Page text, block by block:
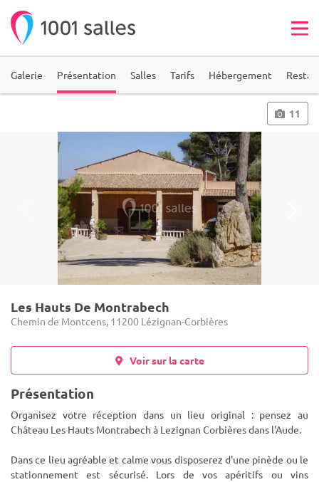
Galerie Présentation Salles Tarifs Hébergement
11
Les Hauts De Montrabech
Chemin de Montcens, 11200 Lézignan-Corbières
Voir sur la carte
Présentation
Organisez votre réception dans un lieu original : pensez au
Château Les Hauts Montrabech à Lezignan Corbières dans l'Aude.
Dans ce lieu agréable et calme vous disposerez d'une pinède ou le
stationnement est sécurisé. Lors de vos apéritifs ou vins